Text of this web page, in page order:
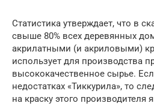
Статистика утверждает, что в
свыше 80% всех деревянных
акрилатными (и акриловыми)
использует для производства
высококачественное сырье.
недостатках «Тиккурила», то
на краску этого производителя